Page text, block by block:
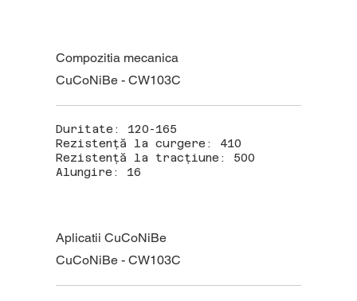
Compozitia mecanica
CuCoNiBe - CW103C
Duritate: 120-165
Rezistență la curgere: 410
Rezistență la tracțiune: 500
Alungire: 16
Aplicatii CuCoNiBe
CuCoNiBe - CW103C